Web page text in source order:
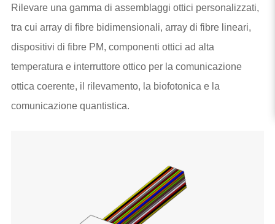
Rilevare una gamma di assemblaggi ottici personalizzati,
tra cui array di fibre bidimensionali, array di fibre lineari,
dispositivi di fibre PM, componenti ottici ad alta
temperatura e interruttore ottico per la comunicazione
ottica coerente, il rilevamento, la biofotonica e la
comunicazione quantistica.